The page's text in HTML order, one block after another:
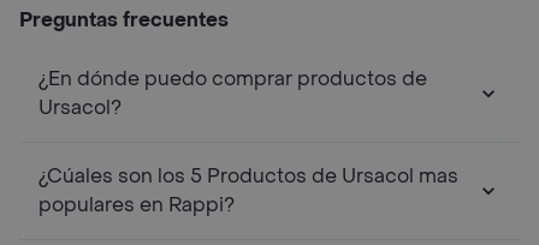
Preguntas frecuentes
¿En dónde puedo comprar productos de
Ursacol?
¿Cúales son los 5 Productos de Ursacol mas
populares en Rappi?